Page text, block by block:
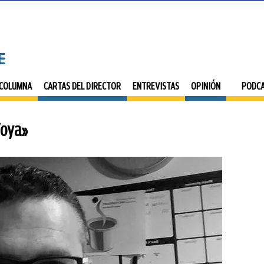
CARTAS DEL DIRECTOR ENTREVISTAS OPINIÓN